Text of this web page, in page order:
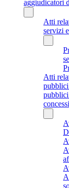
aggiudicatori
Atti
servizi
Atti